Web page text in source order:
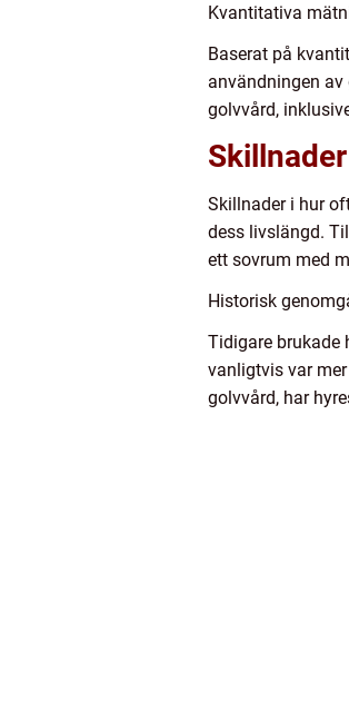
Kvantitativa
Baserat på
användningen
golvvård,
Skillnader i hur
dess livslängd.
ett sovrum med
Historisk
Tidigare brukade
vanligtvis var
golvvård, har